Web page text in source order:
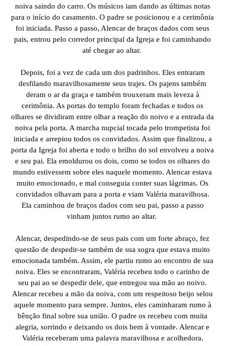
noiva saindo do carro. Os músicos iam dando as últimas notas
para o início do casamento. O padre se posicionou e a cerimônia
foi iniciada. Passo a passo, Alencar de braços dados com seus
pais, entrou pelo corredor principal da Igreja e foi caminhando
até chegar ao altar.
Depois, foi a vez de cada um dos padrinhos. Eles entraram
desfilando maravilhosamente seus trajes. Os pajens também
deram o ar da graça e também trouxeram mais leveza à
cerimônia. As portas do templo foram fechadas e todos os
olhares se dividiram entre olhar a reação do noivo e a entrada da
noiva pela porta. A marcha nupcial tocada pelo trompetista foi
iniciada e arrepiou todos os convidados. Assim que finalizou, a
porta da Igreja foi aberta e todo o brilho do sol envolveu a noiva
e seu pai. Ela emoldurou os dois, como se todos os olhares do
mundo estivessem sobre eles naquele momento. Alencar estava
muito emocionado, e mal conseguia conter suas lágrimas. Os
convidados olhavam para a porta e viam Valéria maravilhosa.
Ela caminhou de braços dados com seu pai, passo a passo
vinham juntos rumo ao altar.
Alencar, despedindo-se de seus pais com um forte abraço, fez
questão de despedir-se também de sua sogra que estava muito
emocionada também. Assim, ele partiu rumo ao encontro de sua
noiva. Eles se encontraram, Valéria recebeu todo o carinho de
seu pai ao se despedir dele, que entregou sua mão ao noivo.
Alencar recebeu a mão da noiva, com um respeitoso beijo selou
aquele momento para sempre. Juntos, eles caminharam rumo à
bênção final sobre sua união. O padre os recebeu com muita
alegria, sorrindo e deixando os dois bem à vontade. Alencar e
Valéria receberam uma palavra maravilhosa e acolhedora.